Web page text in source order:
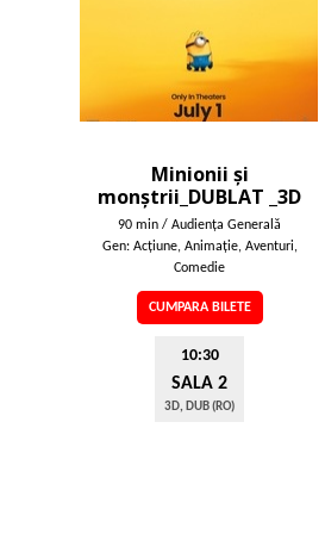
Minionii și
monștrii_DUBLAT _3D
90 min / Audienţa Generală
Gen: Acţiune, Animaţie, Aventuri,
Comedie
CUMPARA BILETE
10:30
SALA 2
3D, DUB (RO)